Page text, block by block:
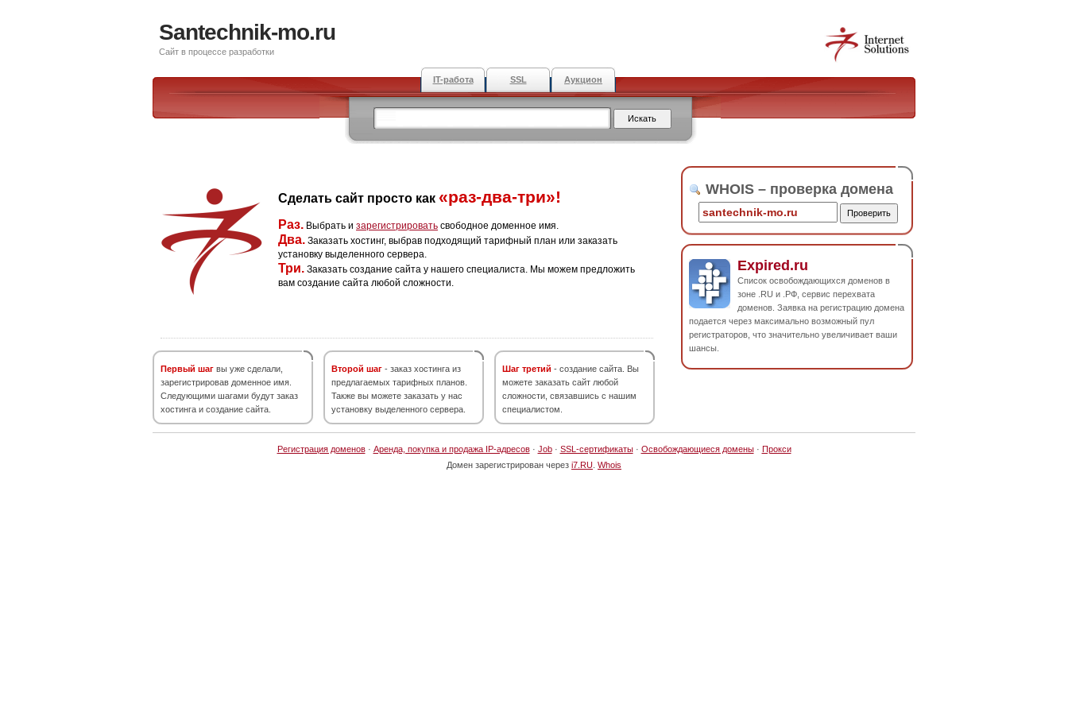
Santechnik-mo.ru
Сайт в процессе разработки
IT-работа SSL Аукцион
Сделать сайт просто как «раз-два-три»!
Раз. Выбрать и зарегистрировать свободное доменное имя.
Два. Заказать хостинг, выбрав подходящий тарифный план или заказать
установку выделенного сервера.
Три. Заказать создание сайта у нашего специалиста. Мы можем предложить
вам создание сайта любой сложности.
Первый шаг вы уже сделали,
зарегистрировав доменное имя.
Следующими шагами будут заказ
хостинга и создание сайта.
Второй шаг - заказ хостинга из
предлагаемых тарифных планов.
Также вы можете заказать у нас
установку выделенного сервера.
Шаг третий - создание сайта. Вы
можете заказать сайт любой
сложности, связавшись с нашим
специалистом.
WHOIS – проверка домена
Expired.ru
Список освобождающихся доменов в
зоне .RU и .РФ, сервис перехвата
доменов. Заявка на регистрацию домена
подается через максимально возможный пул
регистраторов, что значительно увеличивает ваши
шансы.
Регистрация доменов· Аренда, покупка и продажа IP-адресов· Job· SSL-сертификаты· Освобождающиеся домены· Прокси
Домен зарегистрирован через i7.RU Whois